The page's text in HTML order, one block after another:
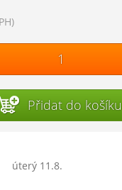
Přidat do košíku
úterý 11.8.